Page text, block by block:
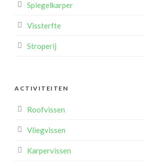
Spiegelkarper
Vissterfte
Stroperij
ACTIVITEITEN
Roofvissen
Vliegvissen
Karpervissen